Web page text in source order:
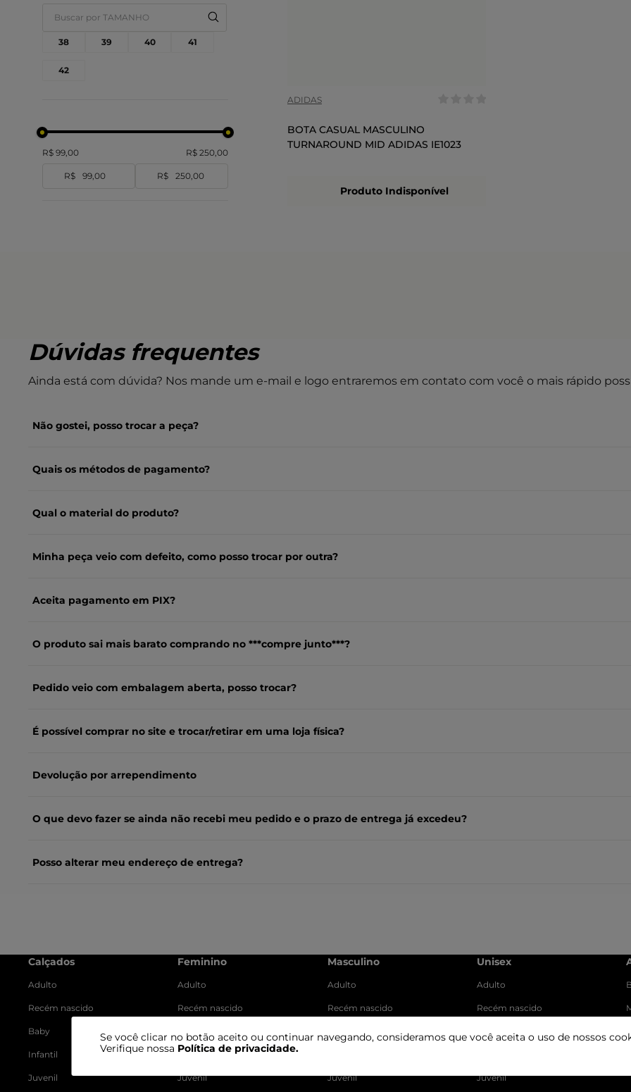
Se você clicar no botão aceito ou continuar navegando, consideramos que você aceita o uso de nossos
Verifique nossa Política de privacidade.
38 39 40 41
42
R$ R$
R$ 99,00 R$ 250,00
ADIDAS
BOTA CASUAL MASCULINO
TURNAROUND MID ADIDAS IE1023
Produto Indisponível
Dúvidas frequentes
Ainda está com dúvida? Nos mande um e-mail e logo entraremos em contato com você o mais rápido
Não gostei, posso trocar a peça?
Quais os métodos de pagamento?
Qual o material do produto?
Minha peça veio com defeito, como posso trocar por outra?
Aceita pagamento em PIX?
O produto sai mais barato comprando no ***compre junto***?
Pedido veio com embalagem aberta, posso trocar?
É possível comprar no site e trocar/retirar em uma loja física?
Devolução por arrependimento
O que devo fazer se ainda não recebi meu pedido e o prazo de entrega já excedeu?
Posso alterar meu endereço de entrega?
Calçados
Adulto
Recém nascido
Baby
Infantil
Juvenil
Feminino
Adulto
Recém nascido
Baby
Infantil
Juvenil
Masculino
Adulto
Recém nascido
Juvenil
Unisex
Adulto
Recém nascido
Baby
Juvenil